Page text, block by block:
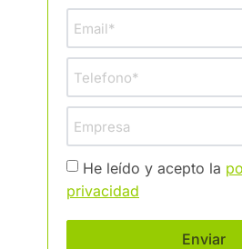
He leído y acepto la
privacidad
Enviar